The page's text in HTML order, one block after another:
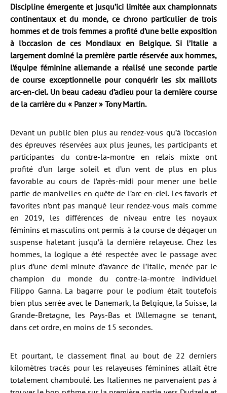
Discipline émergente et jusqu’ici limitée aux championnats
continentaux et du monde, ce chrono particulier de trois
hommes et de trois femmes a profité d’une belle exposition
à l’occasion de ces Mondiaux en Belgique. Si l’Italie a
largement dominé la première partie réservée aux hommes,
l’équipe féminine allemande a réalisé une seconde partie
de course exceptionnelle pour conquérir les six maillots
arc-en-ciel. Un beau cadeau d’adieu pour la dernière course
de la carrière du « Panzer » Tony Martin.
Devant un public bien plus au rendez-vous qu’à l’occasion
des épreuves réservées aux plus jeunes, les participants et
participantes du contre-la-montre en relais mixte ont
profité d’un large soleil et d’un vent de plus en plus
favorable au cours de l’après-midi pour mener une belle
partie de manivelles en quête de l’arc-en-ciel. Les favoris et
favorites n’ont pas manqué leur rendez-vous mais comme
en 2019, les différences de niveau entre les noyaux
féminins et masculins ont permis à la course de dégager un
suspense haletant jusqu’à la dernière relayeuse. Chez les
hommes, la logique a été respectée avec le passage avec
plus d’une demi-minute d’avance de l’Italie, menée par le
champion du monde du contre-la-montre individuel
Filippo Ganna. La bagarre pour le podium était toutefois
bien plus serrée avec le Danemark, la Belgique, la Suisse, la
Grande-Bretagne, les Pays-Bas et l’Allemagne se tenant,
dans cet ordre, en moins de 15 secondes.
Et pourtant, le classement final au bout de 22 derniers
kilomètres tracés pour les relayeuses féminines allait être
totalement chamboulé. Les Italiennes ne parvenaient pas à